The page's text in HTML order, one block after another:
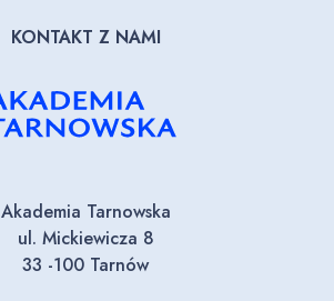
KONTAKT Z NAMI
Akademia Tarnowska
ul. Mickiewicza 8
33 -100 Tarnów